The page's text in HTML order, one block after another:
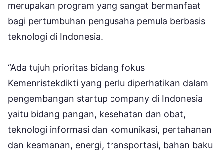
merupakan program yang sangat bermanfaat
bagi pertumbuhan pengusaha pemula berbasis
teknologi di Indonesia.
“Ada tujuh prioritas bidang fokus
Kemenristekdikti yang perlu diperhatikan dalam
pengembangan startup company di Indonesia
yaitu bidang pangan, kesehatan dan obat,
teknologi informasi dan komunikasi, pertahanan
dan keamanan, energi, transportasi, bahan baku